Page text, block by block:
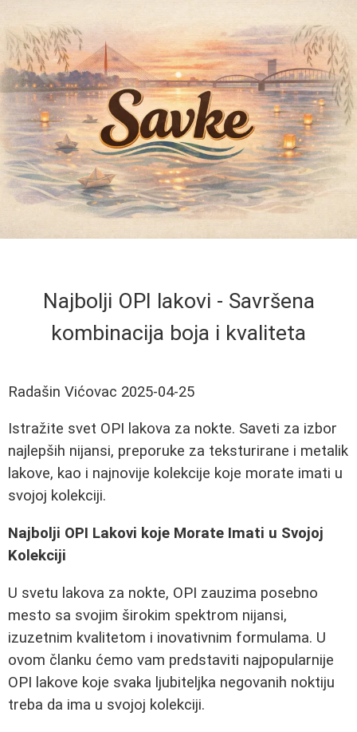
Najbolji OPI lakovi - Savršena
kombinacija boja i kvaliteta
Radašin Vićovac 2025-04-25
Istražite svet OPI lakova za nokte. Saveti za izbor
najlepših nijansi, preporuke za teksturirane i metalik
lakove, kao i najnovije kolekcije koje morate imati u
svojoj kolekciji.
Najbolji OPI Lakovi koje Morate Imati u Svojoj
Kolekciji
U svetu lakova za nokte, OPI zauzima posebno
mesto sa svojim širokim spektrom nijansi,
izuzetnim kvalitetom i inovativnim formulama. U
ovom članku ćemo vam predstaviti najpopularnije
OPI lakove koje svaka ljubiteljka negovanih noktiju
treba da ima u svojoj kolekciji.